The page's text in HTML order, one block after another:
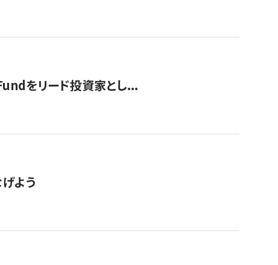
をリード投資家とし...
よう